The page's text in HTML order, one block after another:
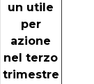
un utile
per
azione
nel terzo
trimestre